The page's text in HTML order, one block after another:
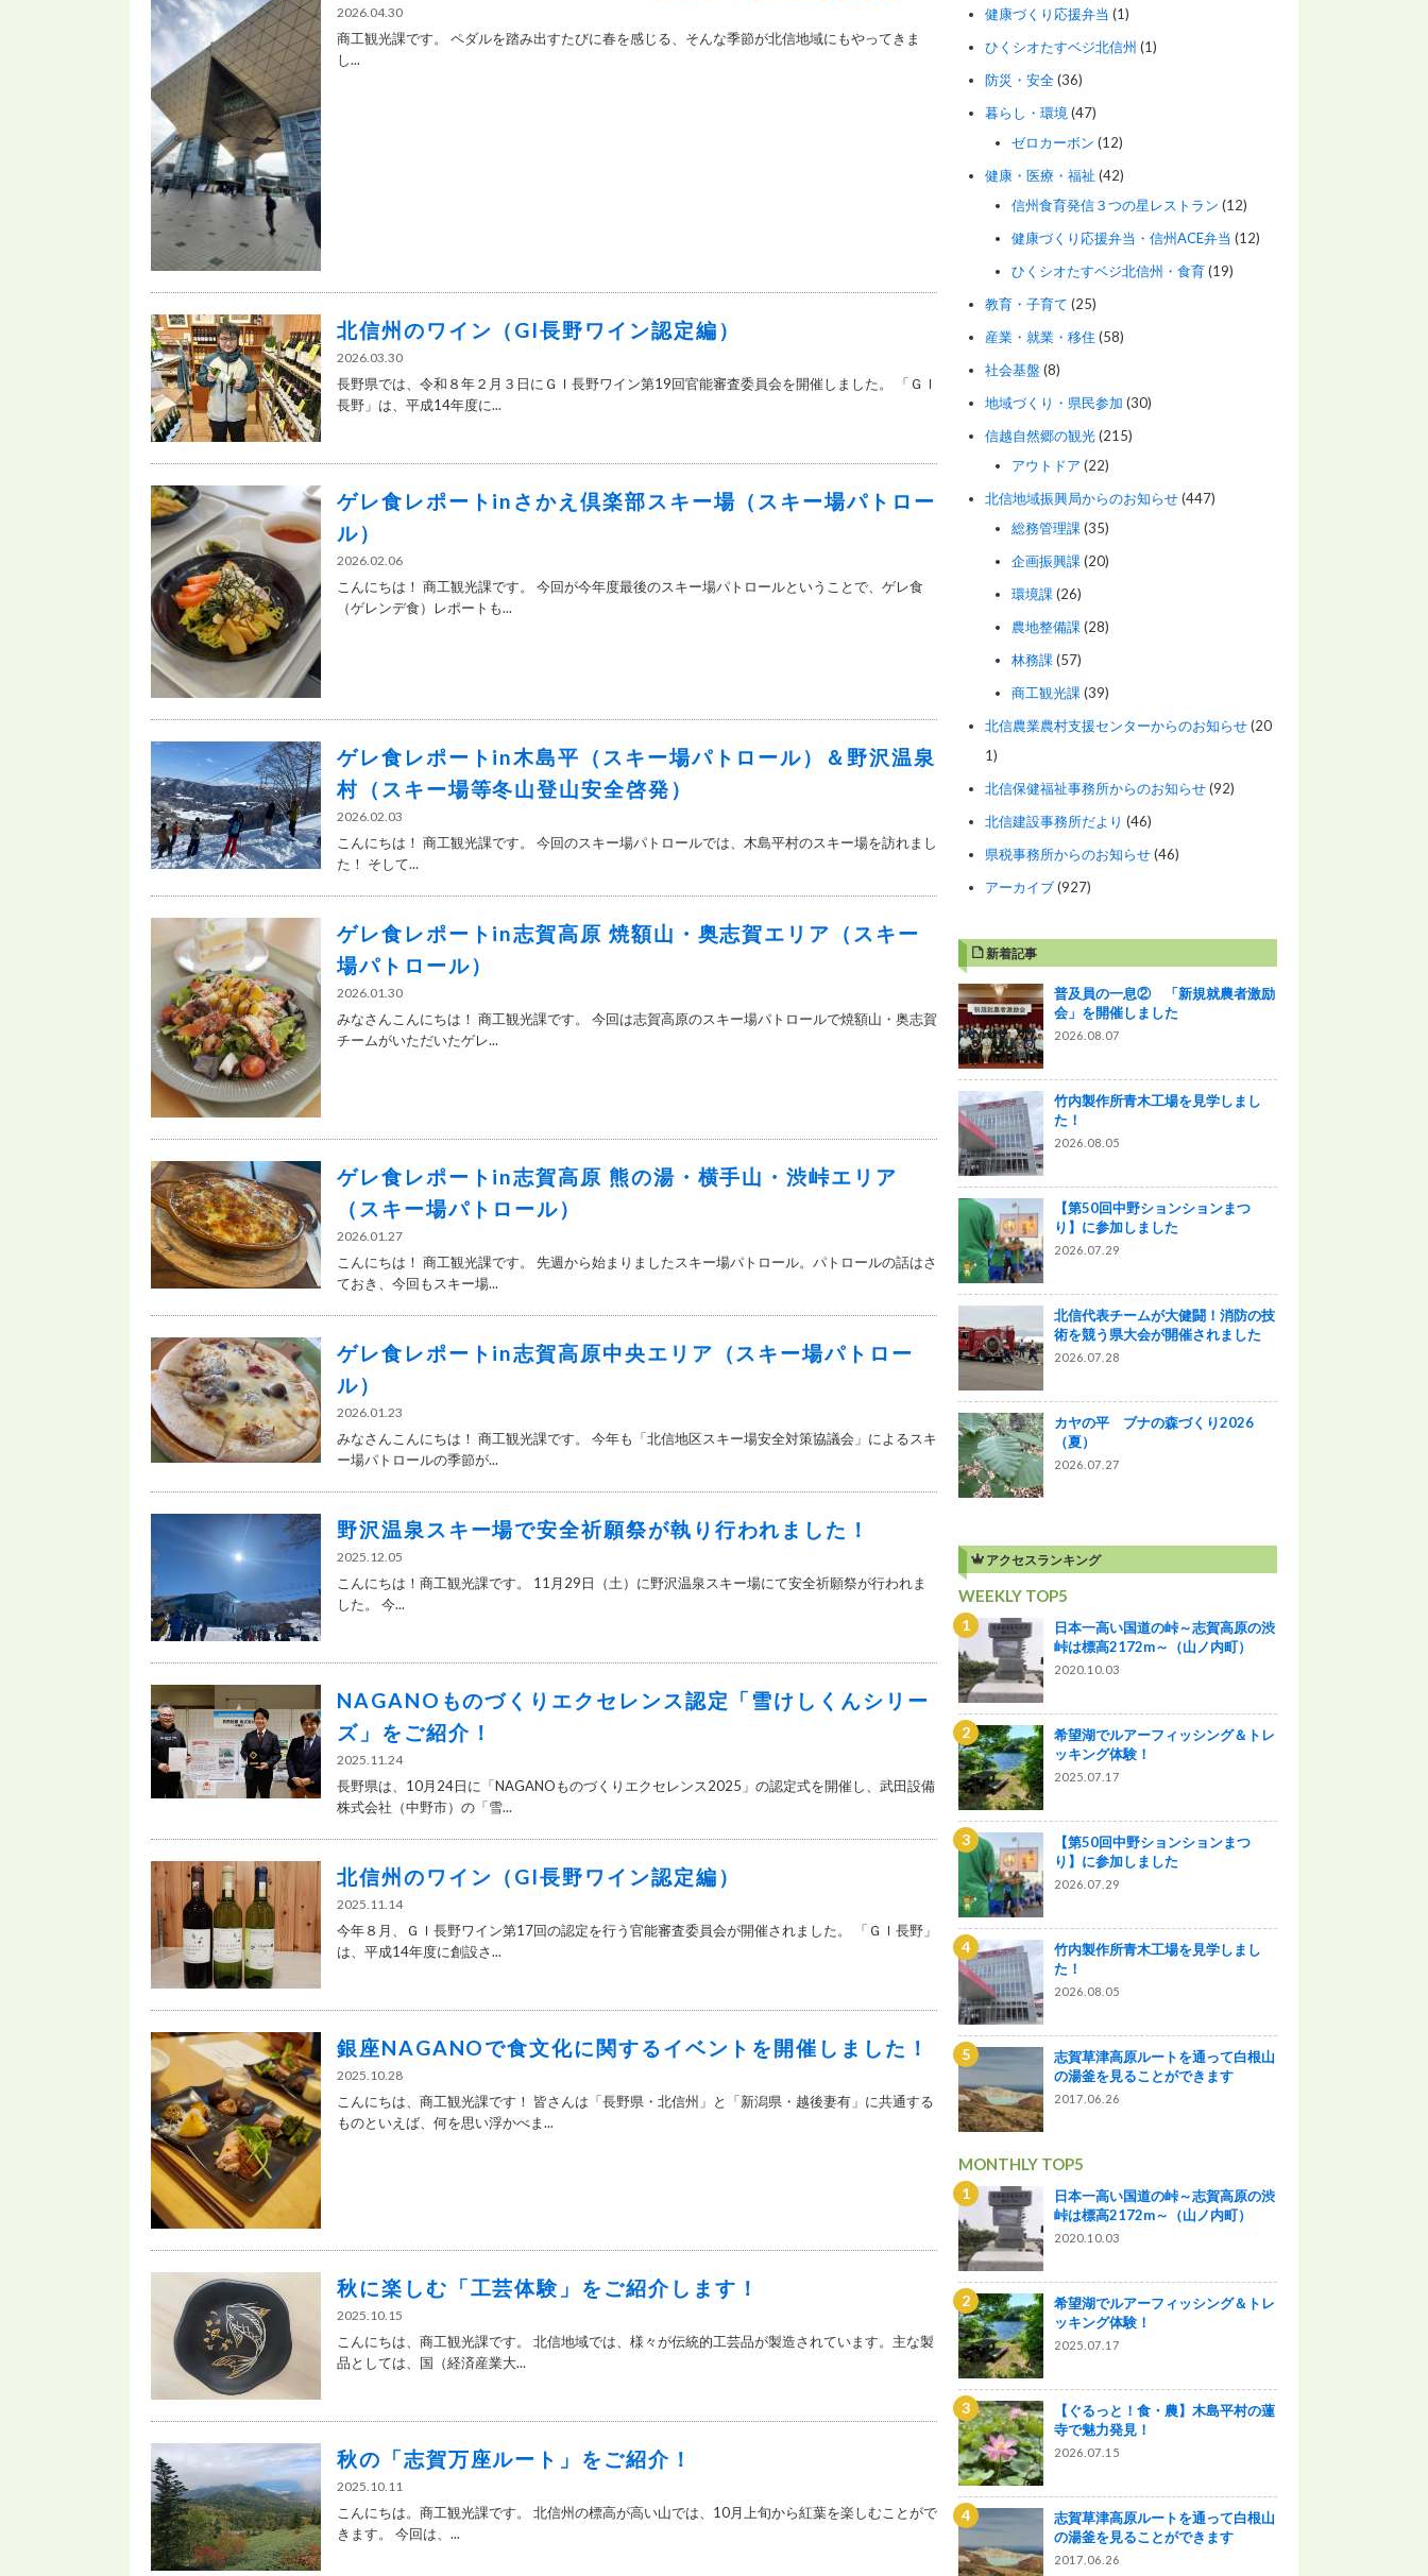
2026.04.30
商工観光課です。 ペダルを踏み出すたびに春を感じる、そんな季節が北信地域にもやってきま
し...
北信州のワイン（GI長野ワイン認定編）
2026.03.30
長野県では、令和８年２月３日にＧＩ長野ワイン第19回官能審査委員会を開催しました。 「ＧＩ
長野」は、平成14年度に...
ゲレ食レポートinさかえ倶楽部スキー場（スキー場パトロー
ル）
2026.02.06
こんにちは！ 商工観光課です。 今回が今年度最後のスキー場パトロールということで、ゲレ食
（ゲレンデ食）レポートも...
ゲレ食レポートin木島平（スキー場パトロール）＆野沢温泉
村（スキー場等冬山登山安全啓発）
2026.02.03
こんにちは！ 商工観光課です。 今回のスキー場パトロールでは、木島平村のスキー場を訪れまし
た！ そして...
ゲレ食レポートin志賀高原 焼額山・奥志賀エリア（スキー
場パトロール）
2026.01.30
みなさんこんにちは！ 商工観光課です。 今回は志賀高原のスキー場パトロールで焼額山・奥志賀
チームがいただいたゲレ...
ゲレ食レポートin志賀高原 熊の湯・横手山・渋峠エリア
（スキー場パトロール）
2026.01.27
こんにちは！ 商工観光課です。 先週から始まりましたスキー場パトロール。パトロールの話はさ
ておき、今回もスキー場...
ゲレ食レポートin志賀高原中央エリア（スキー場パトロー
ル）
2026.01.23
みなさんこんにちは！ 商工観光課です。 今年も「北信地区スキー場安全対策協議会」によるスキ
ー場パトロールの季節が...
野沢温泉スキー場で安全祈願祭が執り行われました！
2025.12.05
こんにちは！商工観光課です。 11月29日（土）に野沢温泉スキー場にて安全祈願祭が行われま
した。 今...
NAGANOものづくりエクセレンス認定「雪けしくんシリー
ズ」をご紹介！
2025.11.24
長野県は、10月24日に「NAGANOものづくりエクセレンス2025」の認定式を開催し、武田設備
株式会社（中野市）の「雪...
北信州のワイン（GI長野ワイン認定編）
2025.11.14
今年８月、ＧＩ長野ワイン第17回の認定を行う官能審査委員会が開催されました。 「ＧＩ長野」
は、平成14年度に創設さ...
銀座NAGANOで食文化に関するイベントを開催しました！
2025.10.28
こんにちは、商工観光課です！ 皆さんは「長野県・北信州」と「新潟県・越後妻有」に共通する
ものといえば、何を思い浮かべま...
秋に楽しむ「工芸体験」をご紹介します！
2025.10.15
こんにちは、商工観光課です。 北信地域では、様々が伝統的工芸品が製造されています。主な製
品としては、国（経済産業大...
秋の「志賀万座ルート」をご紹介！
2025.10.11
こんにちは。商工観光課です。 北信州の標高が高い山では、10月上旬から紅葉を楽しむことがで
きます。 今回は、...
健康づくり応援弁当 (1)
ひくシオたすベジ北信州 (1)
防災・安全(36)
暮らし・環境(47)
ゼロカーボン (12)
健康・医療・福祉 (42)
信州食育発信３つの星レストラン (12)
健康づくり応援弁当・信州ACE弁当 (12)
ひくシオたすベジ北信州・食育(19)
教育・子育て (25)
産業・就業・移住 (58)
社会基盤(8)
地域づくり・県民参加 (30)
信越自然郷の観光(215)
アウトドア (22)
北信地域振興局からのお知らせ(447)
総務管理課(35)
企画振興課(20)
環境課(26)
農地整備課(28)
林務課(57)
商工観光課(39)
北信農業農村支援センターからのお知らせ(20
1)
北信保健福祉事務所からのお知らせ(92)
北信建設事務所だより (46)
県税事務所からのお知らせ(46)
アーカイブ(927)
新着記事
普及員の一息② 「新規就農者激励
会」を開催しました
2026.08.07
竹内製作所青木工場を見学しまし
た！
2026.08.05
【第50回中野ションションまつ
り】に参加しました
2026.07.29
北信代表チームが大健闘！消防の技
術を競う県大会が開催されました
2026.07.28
カヤの平 ブナの森づくり2026
（夏）
2026.07.27
アクセスランキング
WEEKLY TOP5
日本一高い国道の峠～志賀高原の渋
峠は標高2172m～（山ノ内町）
2020.10.03
希望湖でルアーフィッシング＆トレ
ッキング体験！
2025.07.17
【第50回中野ションションまつ
り】に参加しました
2026.07.29
竹内製作所青木工場を見学しまし
た！
2026.08.05
志賀草津高原ルートを通って白根山
の湯釜を見ることができます
2017.06.26
MONTHLY TOP5
日本一高い国道の峠～志賀高原の渋
峠は標高2172m～（山ノ内町）
2020.10.03
希望湖でルアーフィッシング＆トレ
ッキング体験！
2025.07.17
【ぐるっと！食・農】木島平村の蓮
寺で魅力発見！
2026.07.15
志賀草津高原ルートを通って白根山
の湯釜を見ることができます
2017.06.26